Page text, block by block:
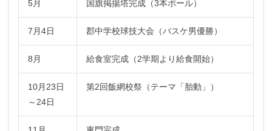
5月 国旗掲揚塔完成（3本ポール）
7月4日 郡中学校球技大会（バスケ男優勝）
8月 給食室完成（2学期より給食開始）
10月23日
～24日
第2回飯網校祭（テーマ「胎動」）